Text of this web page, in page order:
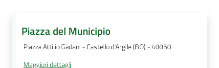
Piazza del Municipio
Piazza Attilio Gadani - Castello d'Argile (BO) - 40050
Maggiori dettagli